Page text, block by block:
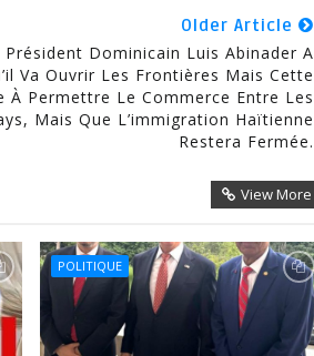
Older Article
Président Dominicain Luis Abinader A
Va Ouvrir Les Frontières Mais Cette
À Permettre Le Commerce Entre Les
Mais Que L’immigration Haïtienne
Restera Fermée.
View More
POLITIQUE